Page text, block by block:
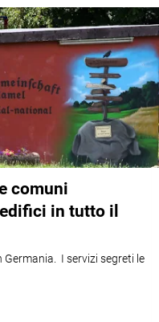
comuni
in tutto il
I servizi segreti le